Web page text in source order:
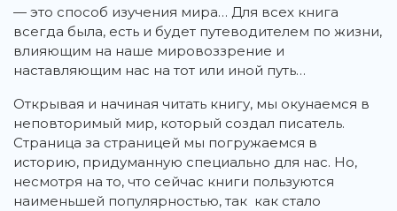
— это способ изучения мира… Для всех книга
всегда была, есть и будет путеводителем по жизни,
влияющим на наше мировоззрение и
наставляющим нас на тот или иной путь…
Открывая и начиная читать книгу, мы окунаемся в
неповторимый мир, который создал писатель.
Страница за страницей мы погружаемся в
историю, придуманную специально для нас. Но,
несмотря на то, что сейчас книги пользуются
наименьшей популярностью, так как стало